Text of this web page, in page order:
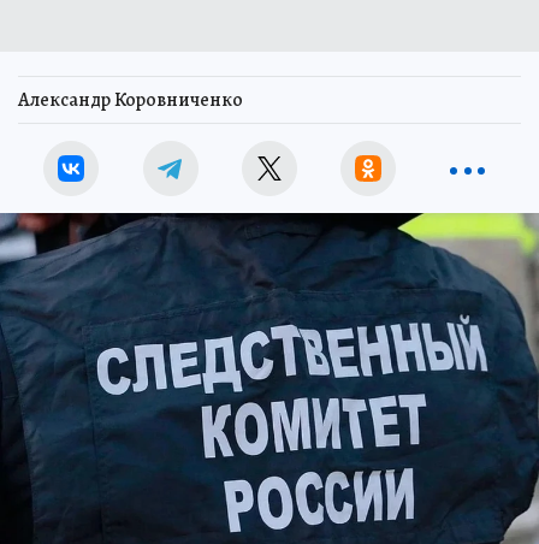
Александр Коровниченко